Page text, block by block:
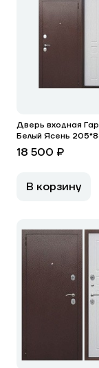
Дверь входная
Белый Ясень
18 500 ₽
В корзину